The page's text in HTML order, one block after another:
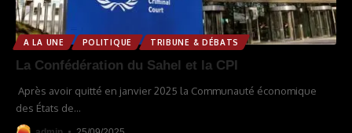
A LA UNE POLITIQUE TRIBUNE & DÉBATS
La Confédération du Sahel et la CPI
Après avoir quitté en janvier 2025 la Communauté économique
des États de…